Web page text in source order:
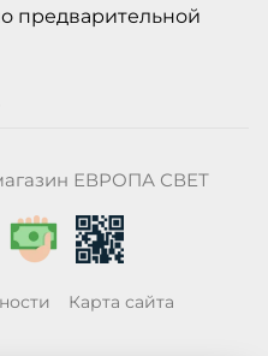
предварительной
ЕВРОПА СВЕТ
Карта сайта